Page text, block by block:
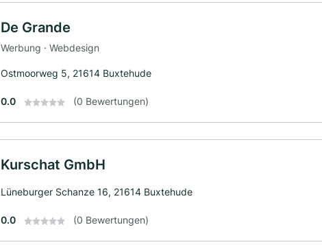
De Grande
Werbung · Webdesign
Ostmoorweg 5, 21614 Buxtehude
0.0 (0 Bewertungen)
Kurschat GmbH
Lüneburger Schanze 16, 21614 Buxtehude
0.0 (0 Bewertungen)